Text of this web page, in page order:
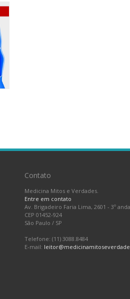
Contato
Medicina Mitos e Verdades.
Entre em contato
Av. Brigadeiro Faria Lima, 2601 - 3º
CEP 01452-924
São Paulo / SP
Telefone: (11) 3088.8484
E-mail: